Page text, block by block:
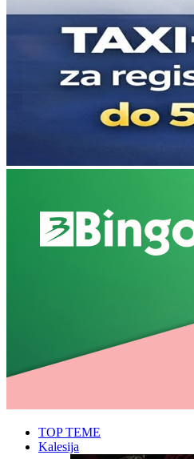
TOP TEME
Kalesija